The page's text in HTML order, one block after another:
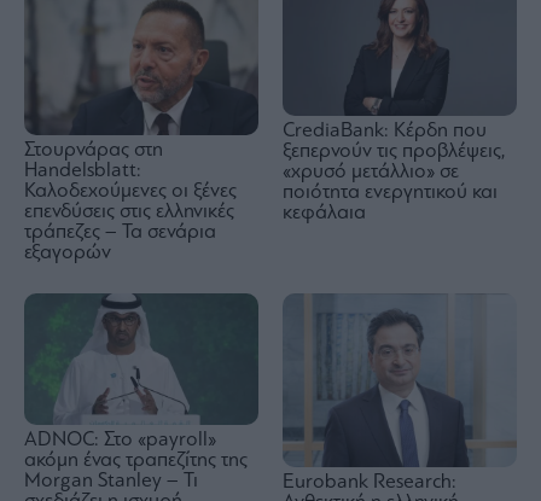
Στουρνάρας στη
Handelsblatt:
Καλοδεχούμενες οι ξένες
επενδύσεις στις ελληνικές
τράπεζες – Τα σενάρια
εξαγορών
CrediaBank: Κέρδη που
ξεπερνούν τις προβλέψεις,
«χρυσό μετάλλιο» σε
ποιότητα ενεργητικού και
κεφάλαια
ADNOC: Στο «payroll»
ακόμη ένας τραπεζίτης της
Morgan Stanley – Τι
Eurobank Research: